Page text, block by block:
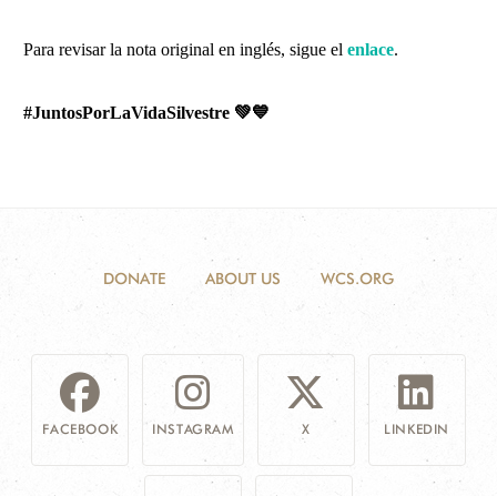
Para revisar la nota original en inglés, sigue el enlace.
#JuntosPorLaVidaSilvestre 💚💙
DONATE ABOUT US WCS.ORG
FACEBOOK INSTAGRAM X LINKEDIN